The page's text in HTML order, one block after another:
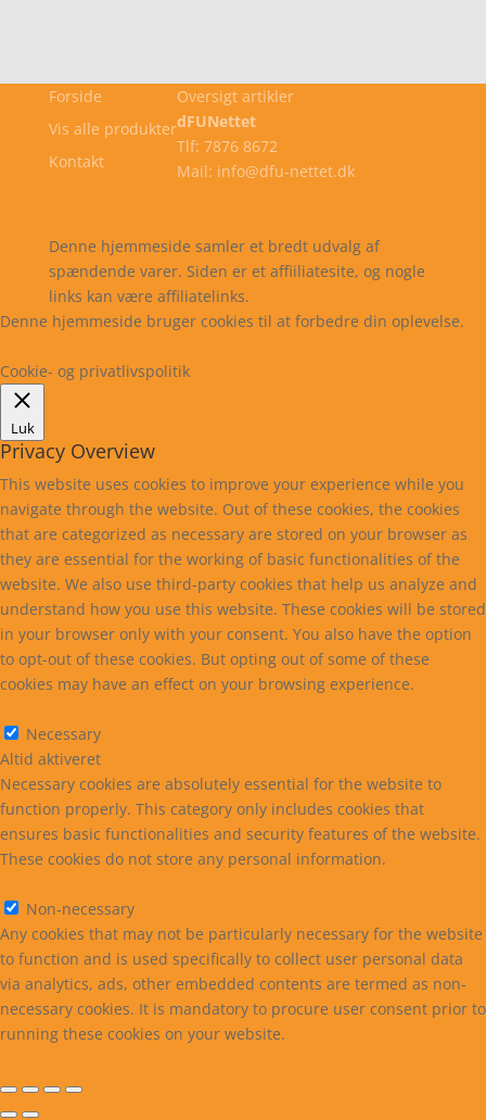
Forside
Vis alle produkter
Kontakt
Oversigt artikler
dFUNettet
Tlf: 7876 8672
Mail: info@dfu-nettet.dk
Denne hjemmeside samler et bredt udvalg af
spændende varer. Siden er et affiiliatesite, og nogle
links kan være affiliatelinks.
Denne hjemmeside bruger cookies til at forbedre din oplevelse.
Cookie- og privatlivspolitik
Luk
Privacy Overview
This website uses cookies to improve your experience while you
navigate through the website. Out of these cookies, the cookies
that are categorized as necessary are stored on your browser as
they are essential for the working of basic functionalities of the
website. We also use third-party cookies that help us analyze and
understand how you use this website. These cookies will be stored
in your browser only with your consent. You also have the option
to opt-out of these cookies. But opting out of some of these
cookies may have an effect on your browsing experience.
Necessary
Altid aktiveret
Necessary cookies are absolutely essential for the website to
function properly. This category only includes cookies that
ensures basic functionalities and security features of the website.
These cookies do not store any personal information.
Non-necessary
Any cookies that may not be particularly necessary for the website
to function and is used specifically to collect user personal data
via analytics, ads, other embedded contents are termed as non-
necessary cookies. It is mandatory to procure user consent prior to
running these cookies on your website.